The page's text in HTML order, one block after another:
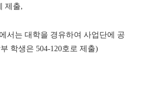
제출,
대학을 경유하여 사업단에 공
학생은 504-120호로 제출)